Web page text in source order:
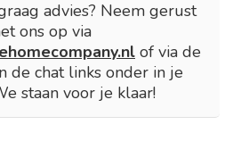
advies? Neem gerust
ons op via
of via de
de chat links onder in je
staan voor je klaar!